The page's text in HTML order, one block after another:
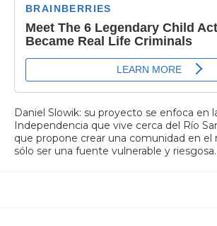
Daniel Slowik: su proyecto se enfoca en
Independencia que vive cerca del Río
que propone crear una comunidad en el
sólo ser una fuente vulnerable y riesgosa.